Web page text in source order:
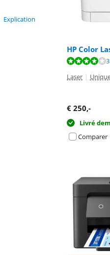
Explication
HP Color
La note est de
Laser |
€ 250,-
Livré
Comparer
La note est de
La note est de